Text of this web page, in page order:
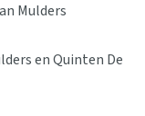
Mulders
en Quinten De